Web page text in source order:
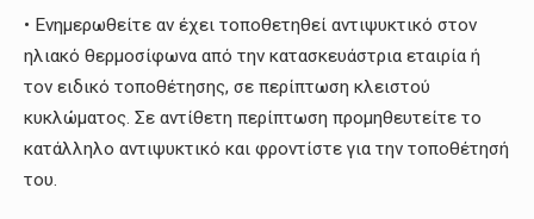
• Ενημερωθείτε αν έχει τοποθετηθεί αντιψυκτικό στον
ηλιακό θερμοσίφωνα από την κατασκευάστρια εταιρία ή
τον ειδικό τοποθέτησης, σε περίπτωση κλειστού
κυκλώματος. Σε αντίθετη περίπτωση προμηθευτείτε το
κατάλληλο αντιψυκτικό και φροντίστε για την τοποθέτησή
του.